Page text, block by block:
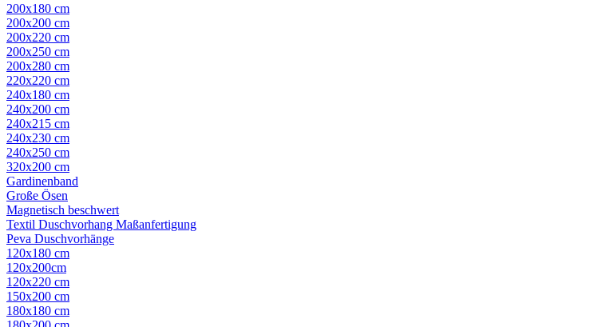
200x180 cm
200x200 cm
200x220 cm
200x250 cm
200x280 cm
220x220 cm
240x180 cm
240x200 cm
240x215 cm
240x230 cm
240x250 cm
320x200 cm
Gardinenband
Große Ösen
Magnetisch beschwert
Textil Duschvorhang Maßanfertigung
Peva Duschvorhänge
120x180 cm
120x200cm
120x220 cm
150x200 cm
180x180 cm